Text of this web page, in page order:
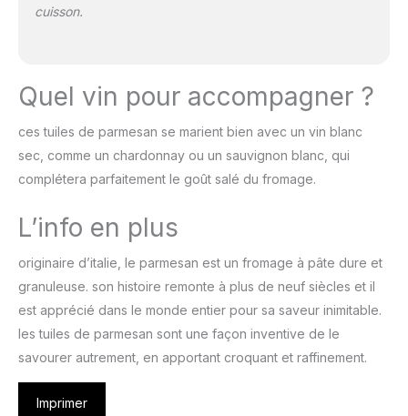
cuisson.
Quel vin pour accompagner ?
ces tuiles de parmesan se marient bien avec un vin blanc
sec, comme un chardonnay ou un sauvignon blanc, qui
complétera parfaitement le goût salé du fromage.
L’info en plus
originaire d’italie, le parmesan est un fromage à pâte dure et
granuleuse. son histoire remonte à plus de neuf siècles et il
est apprécié dans le monde entier pour sa saveur inimitable.
les tuiles de parmesan sont une façon inventive de le
savourer autrement, en apportant croquant et raffinement.
Imprimer